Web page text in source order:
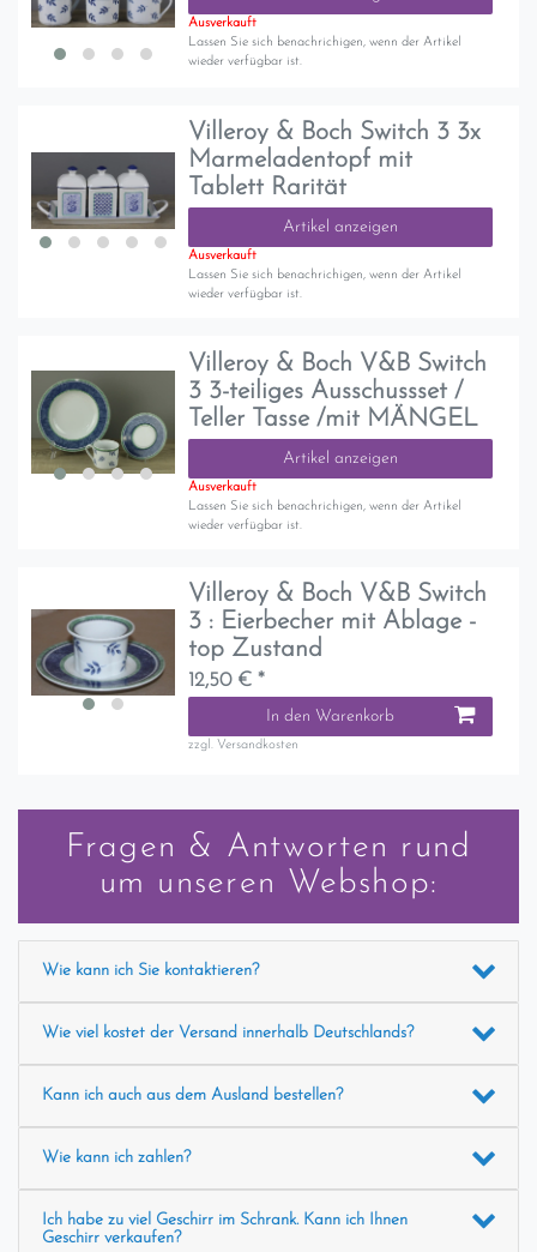
Ausverkauft
Lassen Sie sich benachrichigen, wenn der Artikel
wieder verfügbar ist.
Villeroy & Boch Switch 3 3x
Marmeladentopf mit
Tablett Rarität
Artikel anzeigen
Ausverkauft
Lassen Sie sich benachrichigen, wenn der Artikel
wieder verfügbar ist.
Villeroy & Boch V&B Switch
3 3-teiliges Ausschussset /
Teller Tasse /mit MÄNGEL
Artikel anzeigen
Ausverkauft
Lassen Sie sich benachrichigen, wenn der Artikel
wieder verfügbar ist.
Villeroy & Boch V&B Switch
3 : Eierbecher mit Ablage -
top Zustand
12,50 € *
In den Warenkorb
zzgl. Versandkosten
Fragen & Antworten rund
um unseren Webshop:
Wie kann ich Sie kontaktieren?
Wie viel kostet der Versand innerhalb Deutschlands?
Kann ich auch aus dem Ausland bestellen?
Wie kann ich zahlen?
Ich habe zu viel Geschirr im Schrank. Kann ich Ihnen
Geschirr verkaufen?